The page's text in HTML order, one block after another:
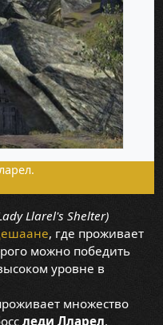
Llarel's Shelter)
, где проживает
можно победить
уровне в
множество
леди Лларел.